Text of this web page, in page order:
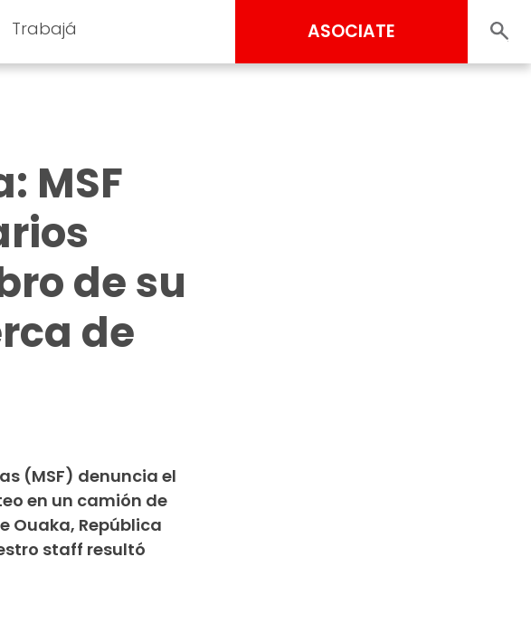
Trabajá ASOCIATE
MSF
de su
de
(MSF) denuncia el
en un camión de
Ouaka, República
staff resultó